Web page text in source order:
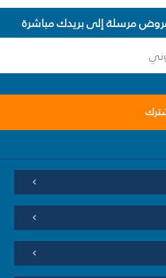
مرسلة إلى بريدك مباشرة